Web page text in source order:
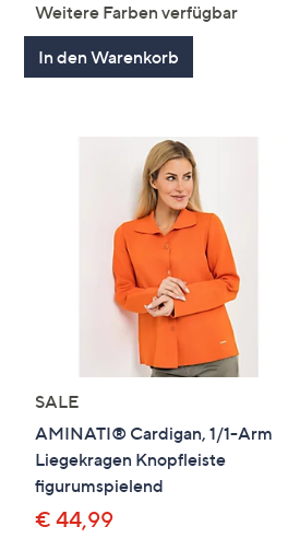
Weitere Farben verfügbar
In den Warenkorb
SALE
AMINATI® Cardigan, 1/1-Arm
Liegekragen Knopfleiste
figurumspielend
€ 44,99